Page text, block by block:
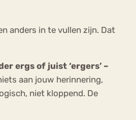
anders in te vullen zijn. Dat
ergs of juist ‘ergers’ –
aan jouw herinnering,
niet kloppend. De